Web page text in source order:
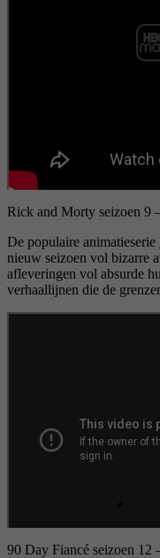
Rick and Morty seizoen 9
De populaire animatieserie
nieuw seizoen vol bizarre
afleveringen vol absurde
verhaallijnen die de
90 Day Fiancé seizoen 12